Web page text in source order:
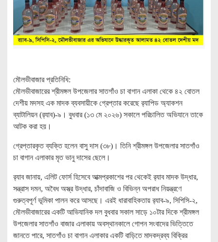
মৌলভীবাজার প্রতিনিধি:
মৌলভীবাজারের শ্রীমঙ্গল উপজেলার সাতগাঁও চা বাগান এলাকা থেকে ৪২ বোতল
দেশীয় মদসহ এক মাদক ব্যবসায়ীকে গ্রেপ্তার করেছে র‌্যাপিড অ্যাকশন
ব্যাটালিয়ন (র‌্যাব)-৯। বুধবার (১৩ মে ২০২৬) সকালে পরিচালিত অভিযানে তাকে
আটক করা হয়।
গ্রেপ্তারকৃত ব্যক্তি হলেন বাসু দাস (৩৮)। তিনি শ্রীমঙ্গল উপজেলার সাতগাঁও
চা বাগান এলাকার মৃত ভানু দাসের ছেলে।
র‌্যাব জানায়, এলিট ফোর্স হিসেবে আত্মপ্রকাশের পর থেকেই র‌্যাব মাদক উদ্ধার,
সন্ত্রাস দমন, অবৈধ অস্ত্র উদ্ধার, চাঁদাবাজি ও বিভিন্ন অপরাধ নিয়ন্ত্রণে
গুরুত্বপূর্ণ ভূমিকা পালন করে আসছে। এরই ধারাবাহিকতায় র‌্যাব-৯, সিপিসি-২,
মৌলভীবাজারের একটি আভিযানিক দল বুধবার সকাল সাড়ে ১০টার দিকে শ্রীমঙ্গল
উপজেলার সাতগাঁও বাজার এলাকায় অবস্থানকালে গোপন সংবাদের ভিত্তিতে
জানতে পারে, সাতগাঁও চা বাগান এলাকার একটি বাড়িতে মাদকদ্রব্য বিক্রির